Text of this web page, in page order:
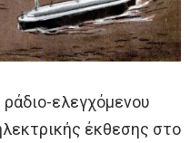
ράδιο-ελεγχόμενου
έκθεσης στο